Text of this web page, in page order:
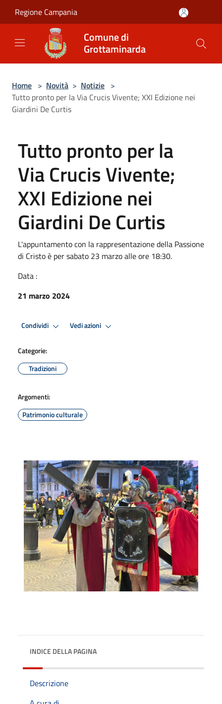
Regione Campania
Comune di
Grottaminarda
Home > Novità > Notizie >
Tutto pronto per la Via Crucis Vivente; XXI Edizione nei
Giardini De Curtis
Tutto pronto per la
Via Crucis Vivente;
XXI Edizione nei
Giardini De Curtis
L'appuntamento con la rappresentazione della Passione
di Cristo è per sabato 23 marzo alle ore 18:30.
Data :
21 marzo 2024
Condividi Vedi azioni
Categorie:
Tradizioni
Argomenti:
Patrimonio culturale
INDICE DELLA PAGINA
Descrizione